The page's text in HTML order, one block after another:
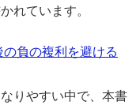
れています。
負の複利を避ける
りやすい中で、本書